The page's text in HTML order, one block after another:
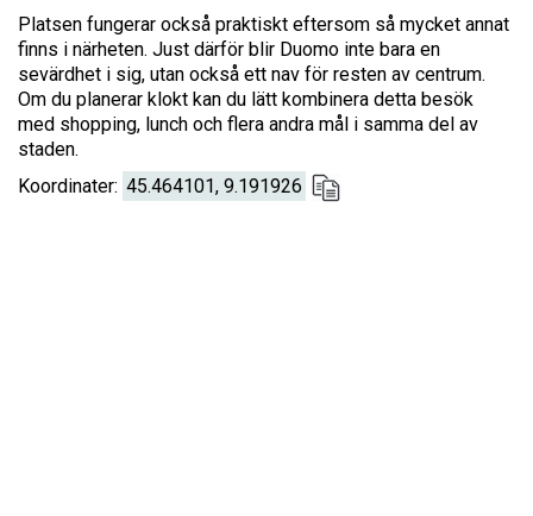
Platsen fungerar också praktiskt eftersom så mycket annat
finns i närheten. Just därför blir Duomo inte bara en
sevärdhet i sig, utan också ett nav för resten av centrum.
Om du planerar klokt kan du lätt kombinera detta besök
med shopping, lunch och flera andra mål i samma del av
staden.
Koordinater: 45.464101, 9.191926